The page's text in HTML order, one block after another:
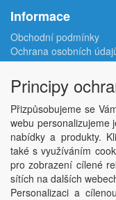
Informace
Obchodní podmínky
Ochrana osobních
Reklamační protokol
Odstoupení od smlouvy
Podmínky užití e-shopu
Doprava
Velkoobchod
Kontakt
Nastavení soukromí
Copyright © ABRA
Principy
Přizpůsobujeme se
webu personalizujeme
nabídky a produkty.
také s využíváním
pro zobrazení cílené
sítích na dalších
Personalizaci a